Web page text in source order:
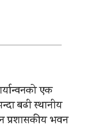
एक
बढी स्थानीय
प्रशासकीय भवन